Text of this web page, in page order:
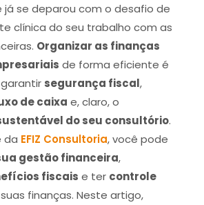
se deparou com o desafio de
clínica do seu trabalho com as
Organizar as finanças
de forma eficiente é
segurança fiscal,
de caixa e, claro, o
do seu consultório.
da EFIZ Consultoria, você pode
gestão financeira,
fiscais e ter controle
finanças. Neste artigo,